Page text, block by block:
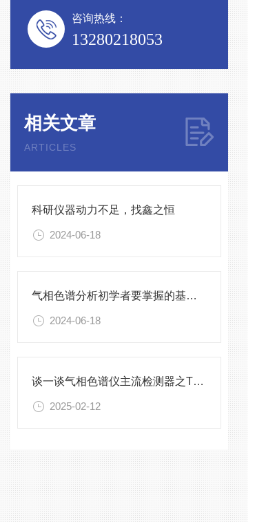
咨询热线：
13280218053
相关文章
ARTICLES
科研仪器动力不足，找鑫之恒
2024-06-18
气相色谱分析初学者要掌握的基础知识
2024-06-18
谈一谈气相色谱仪主流检测器之TCD热导检测器
2025-02-12